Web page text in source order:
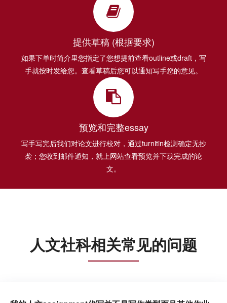
提供草稿 (根据要求)
如果下单时简介里您指定了您想提前查看outline或draft，写
手就按时发给您。查看草稿后您可以通知写手您的意见。
预览和完整essay
写手写完后我们对论文进行校对，通过turnitin检测确定无抄
袭；您收到邮件通知，就上网站查看预览并下载完成的论
文。
人文社科相关常见的问题